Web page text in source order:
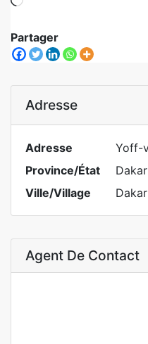
Partager
Adresse
Adresse
Yoff-
Province/État
Dakar
Ville/Village
Dakar
Agent De Contact